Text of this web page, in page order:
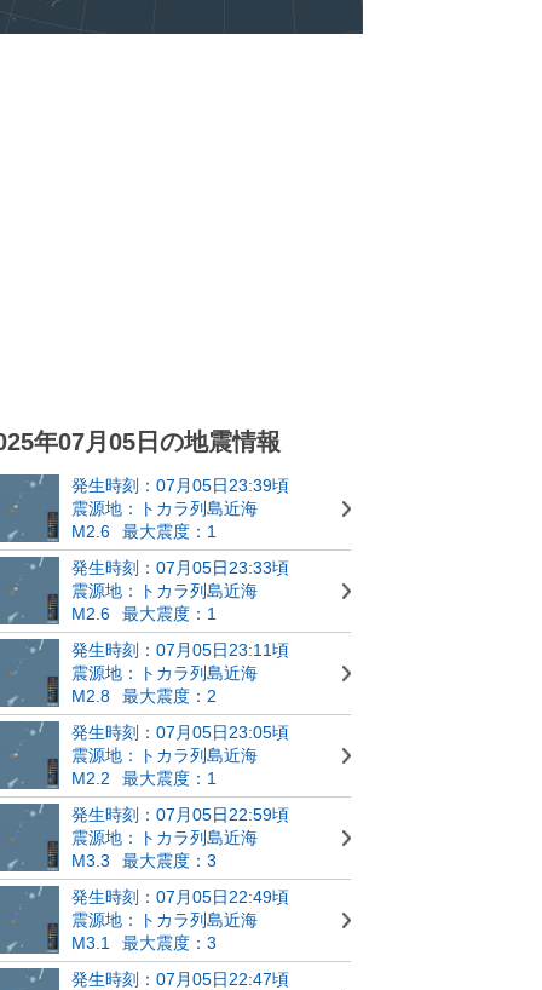
年07月05日の地震情報
発生時刻：07月05日23:39頃
震源地：トカラ列島近海
M2.6
最大震度：1
発生時刻：07月05日23:33頃
震源地：トカラ列島近海
M2.6
最大震度：1
発生時刻：07月05日23:11頃
震源地：トカラ列島近海
M2.8
最大震度：2
発生時刻：07月05日23:05頃
震源地：トカラ列島近海
M2.2
最大震度：1
発生時刻：07月05日22:59頃
震源地：トカラ列島近海
M3.3
最大震度：3
発生時刻：07月05日22:49頃
震源地：トカラ列島近海
M3.1
最大震度：3
発生時刻：07月05日22:47頃